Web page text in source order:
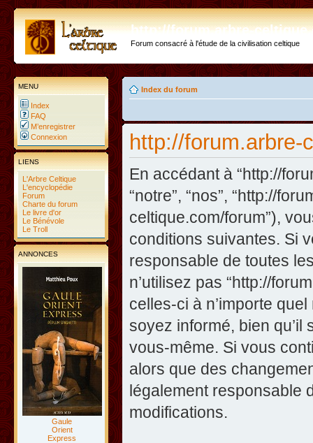
http://forum.arbre-
Forum consacré à l'étude de la civilisation celtique
MENU
Index
FAQ
M’enregistrer
Connexion
LIENS
L'Arbre Celtique
L'encyclopédie
Forum
Charte du forum
Le livre d'or
Le Bénévole
Le Troll
ANNONCES
Gaule
Orient
Express
Index du forum
http://forum.arbre-
En accédant à “http://
“notre”, “nos”, “http://
celtique.com/forum”),
conditions suivantes. Si
responsable de toutes
n’utilisez pas “http://
celles-ci à n’importe
soyez informé, bien
vous-même. Si vous
alors que des
légalement responsable
modifications.